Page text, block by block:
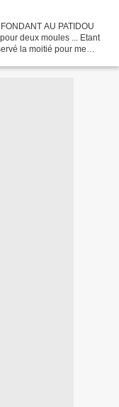
AU PATIDOU
deux moules ... Etant
la moitié pour me